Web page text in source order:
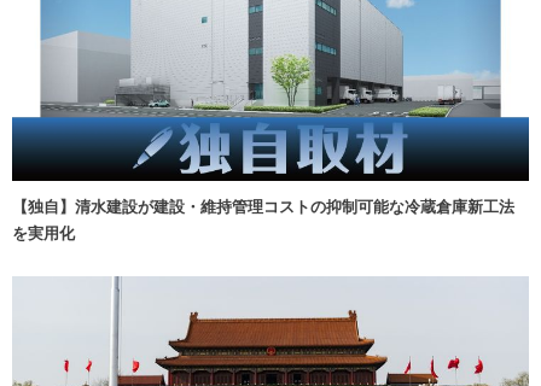
【独自】清水建設が建設・維持管理コストの抑制可能な冷蔵倉庫新工法
を実用化